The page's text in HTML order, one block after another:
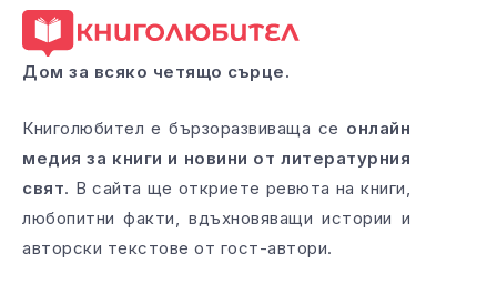
Дом за всяко четящо сърце.
Книголюбител е бързоразвиваща се онлайн
медия за книги и новини от литературния
свят. В сайта ще откриете ревюта на книги,
любопитни факти, вдъхновяващи истории и
авторски текстове от гост-автори.